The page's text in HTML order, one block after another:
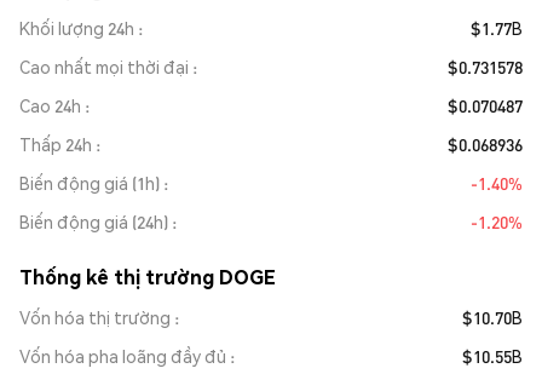
Khối lượng 24h
$1.77B
Cao nhất mọi thời đại
$0.731578
Cao 24h
$0.070487
Thấp 24h
$0.068936
Biến động giá (1h)
-1.40%
Biến động giá (24h)
-1.20%
Thống kê thị trường DOGE
Vốn hóa thị trường
$10.70B
Vốn hóa pha loãng đầy đủ
$10.55B